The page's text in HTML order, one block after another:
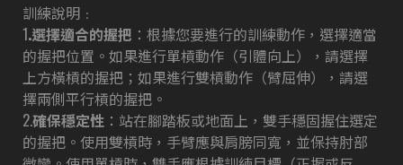
訓練說明﹕
1.選擇適合的握把 ：根據您要進行的訓練動作，選擇適當
的握把位置。如果進行單槓動作（引體向上），請選擇
上方橫槓的握把；如果進行雙槓動作（臂屈伸），請選
擇兩側平行槓的握把。
2.確保穩定性 ：站在腳踏板或地面上，雙手穩固握住選定
的握把。使用雙槓時，手臂應與肩膀同寬，並保持肘部